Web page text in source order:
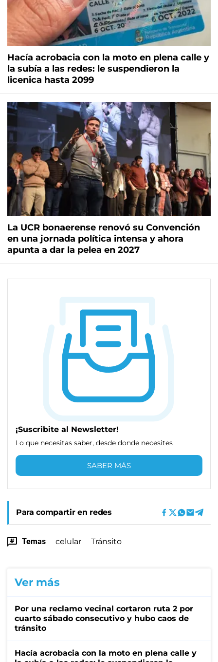
Hacía acrobacia con la moto en plena calle y
la subía a las redes: le suspendieron la
licenica hasta 2099
La UCR bonaerense renovó su Convención
en una jornada política intensa y ahora
apunta a dar la pelea en 2027
¡Suscribite al Newsletter!
Lo que necesitas saber, desde donde necesites
SABER MÁS
Para compartir en redes
Temas celular Tránsito
Ver más
Por una reclamo vecinal cortaron ruta 2 por
cuarto sábado consecutivo y hubo caos de
tránsito
Hacía acrobacia con la moto en plena calle y